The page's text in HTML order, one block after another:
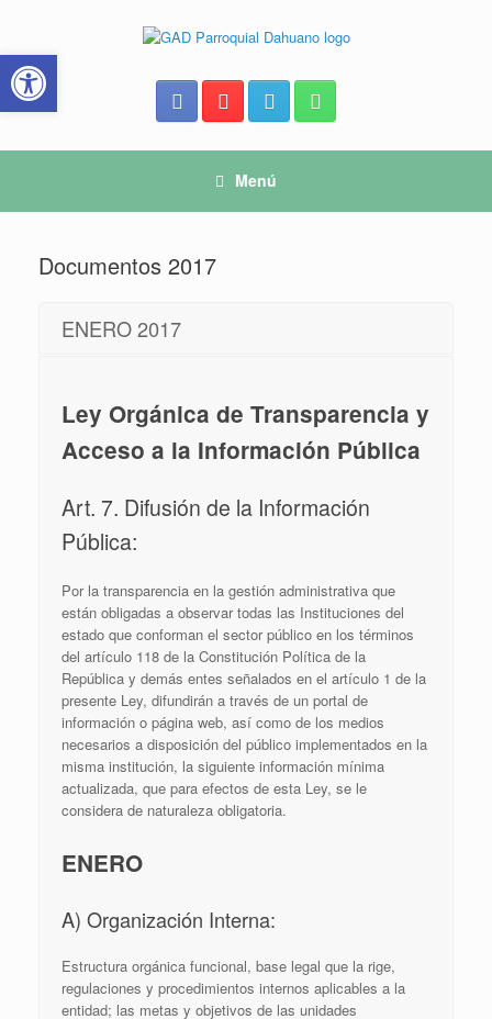
contenido
Menú
Documentos 2017
ENERO 2017
Ley Orgánica de Transparencia y
Acceso a la Información Pública
Art. 7. Difusión de la Información
Pública:
Por la transparencia en la gestión administrativa que
están obligadas a observar todas las Instituciones del
estado que conforman el sector público en los términos
del artículo 118 de la Constitución Política de la
República y demás entes señalados en el artículo 1 de la
presente Ley, difundirán a través de un portal de
información o página web, así como de los medios
necesarios a disposición del público implementados en la
misma institución, la siguiente información mínima
actualizada, que para efectos de esta Ley, se le
considera de naturaleza obligatoria.
ENERO
A) Organización Interna:
Estructura orgánica funcional, base legal que la rige,
regulaciones y procedimientos internos aplicables a la
entidad; las metas y objetivos de las unidades
Abrir barra de herramientas